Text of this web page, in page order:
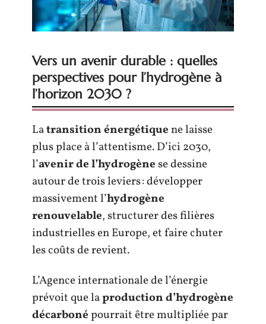
Vers un avenir durable : quelles
perspectives pour l’hydrogène à
l’horizon 2030 ?
Latransition énergétiquene laisse
plus place à l’attentisme. D’ici 2030,
l’avenir de l’hydrogènese dessine
autour de trois leviers : développer
massivement l’hydrogène
renouvelable, structurer des filières
industrielles en Europe, et faire chuter
les coûts de revient.
L’Agence internationale de l’énergie
prévoit que laproduction d’hydrogène
décarbonépourrait être multipliée par